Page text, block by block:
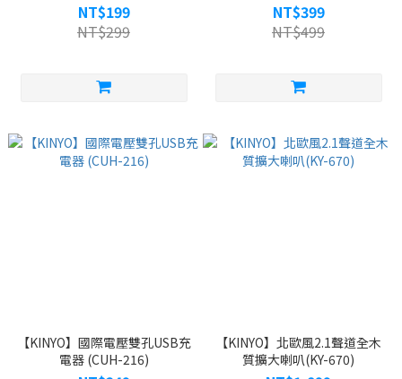
NT$199
NT$299
NT$399
NT$499
【KINYO】國際電壓雙孔USB充
電器 (CUH-216)
【KINYO】北歐風2.1聲道全木
質擴大喇叭(KY-670)